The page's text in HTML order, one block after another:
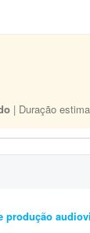
| Duração
produção